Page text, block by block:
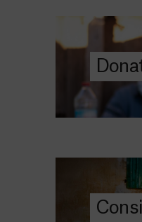
ajuda-nos a
a quem mais
DOE
AGORA
Saiba tudo
IRS: o que é,
preencher, e
MSF com o